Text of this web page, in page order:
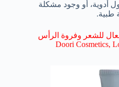
أدوية، أو وجود مشكلة
طبية.
للشعر وفروة الرأس
Doori Cosmetics,